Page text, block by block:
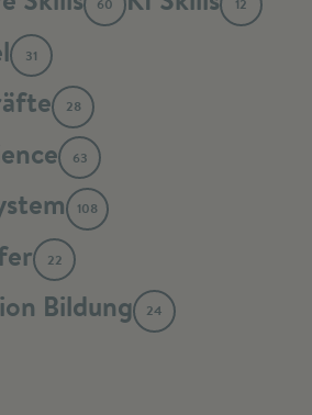
60 12
31
28
63
108
22
Bildung 24